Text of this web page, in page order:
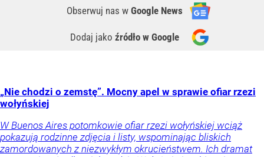
Obserwuj nas w Google News
Dodaj jako źródło w Google
„Nie chodzi o zemstę”. Mocny apel w sprawie ofiar rzezi
wołyńskiej
W Buenos Aires potomkowie ofiar rzezi wołyńskiej wciąż
pokazują rodzinne zdjęcia i listy, wspominając bliskich
zamordowanych z niezwykłym okrucieństwem. Ich dramat